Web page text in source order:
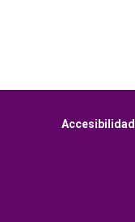
Accesibilidad